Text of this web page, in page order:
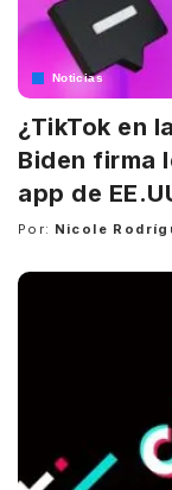
Noticias
¿TikTok en
Biden firma
app de
Posted
Por: Nicole